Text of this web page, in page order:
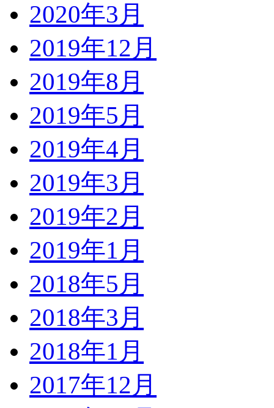
2020年3月
2019年12月
2019年8月
2019年5月
2019年4月
2019年3月
2019年2月
2019年1月
2018年5月
2018年3月
2018年1月
2017年12月